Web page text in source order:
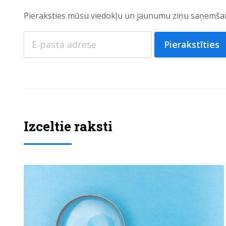
Pieraksties mūsu viedokļu un jaunumu ziņu
Pierakstīties
Izceltie raksti